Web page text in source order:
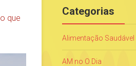
que
Categorias
Alimentação Saudável
AM no O Dia